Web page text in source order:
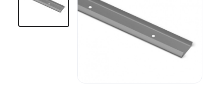
Мебельные образцы, каталоги